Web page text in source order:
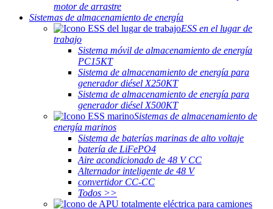
motor de arrastre
Sistemas de almacenamiento de energía
ESS en el lugar de
trabajo
Sistema móvil de almacenamiento de energía
PC15KT
Sistema de almacenamiento de energía para
generador diésel X250KT
Sistema de almacenamiento de energía para
generador diésel X500KT
Sistemas de almacenamiento de
energía marinos
Sistema de baterías marinas de alto voltaje
batería de LiFePO4
Aire acondicionado de 48 V CC
Alternador inteligente de 48 V
convertidor CC-CC
Todos >>